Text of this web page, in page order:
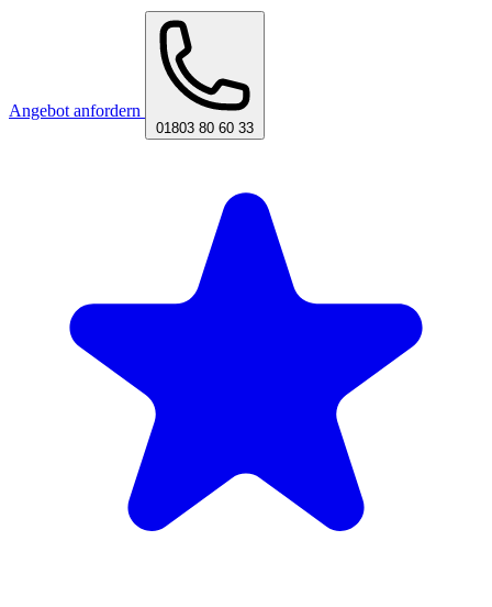
Angebot anfordern
01803 80 60 33